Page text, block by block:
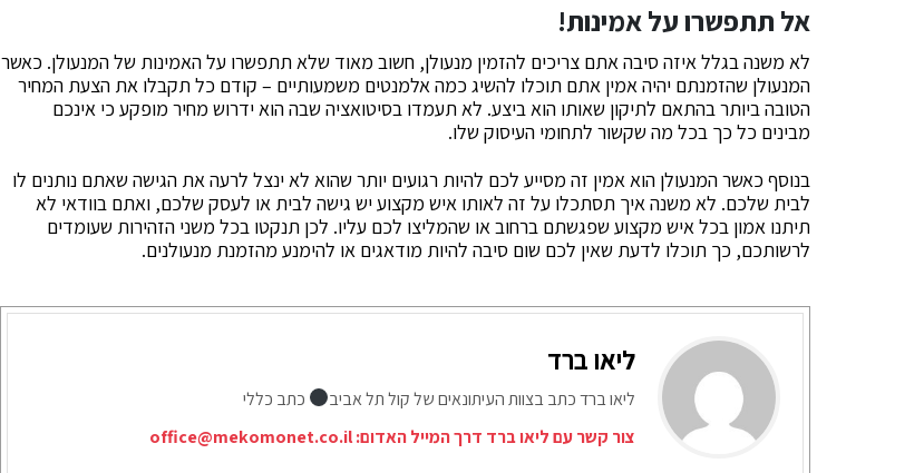
אל תתפשרו על אמינות!
לא משנה בגלל איזה סיבה אתם צריכים להזמין מנעולן, חשוב מאוד שלא תתפשרו על האמינות של המנעולן. כאשר
המנעולן שהזמנתם יהיה אמין אתם תוכלו להשיג כמה אלמנטים משמעותיים – קודם כל תקבלו את הצעת המחיר
הטובה ביותר בהתאם לתיקון שאותו הוא ביצע. לא תעמדו בסיטואציה שבה הוא ידרוש מחיר מופקע כי אינכם
מבינים כל כך בכל מה שקשור לתחומי העיסוק שלו.
בנוסף כאשר המנעולן הוא אמין זה מסייע לכם להיות רגועים יותר שהוא לא ינצל לרעה את הגישה שאתם נותנים לו
לבית שלכם. לא משנה איך תסתכלו על זה לאותו איש מקצוע יש גישה לבית או לעסק שלכם, ואתם בוודאי לא
תיתנו אמון בכל איש מקצוע שפגשתם ברחוב או שהמליצו לכם עליו. לכן תנקטו בכל משני הזהירות שעומדים
לרשותכם, כך תוכלו לדעת שאין לכם שום סיבה להיות מודאגים או להימנע מהזמנת מנעולנים.
ליאו ברד
ליאו ברד כתב בצוות העיתונאים של קול תל אביב
כתב כללי
צור קשר עם ליאו ברד דרך המייל האדום:office@mekomonet.co.il